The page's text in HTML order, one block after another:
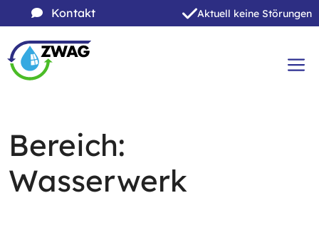
Inhalt
springen
Kontakt Aktuell keine Störungen
Inhalt
springen
Bereich:
Wasserwerk